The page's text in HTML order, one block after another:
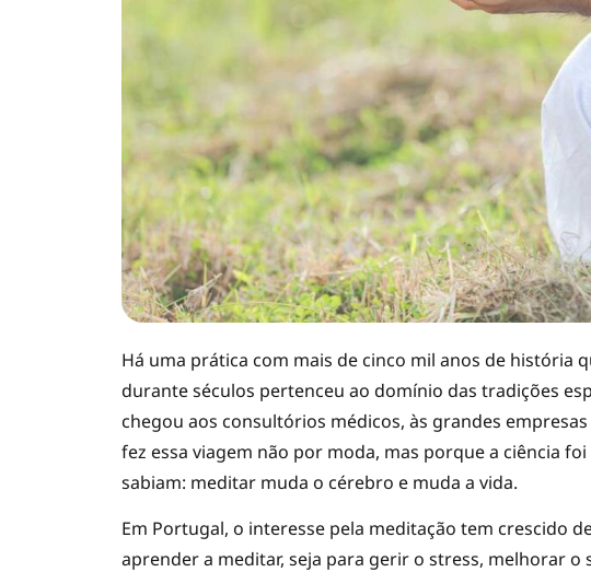
Há uma prática com mais de cinco mil anos de história
durante séculos pertenceu ao domínio das tradições
chegou aos consultórios médicos, às grandes
fez essa viagem não por moda, mas porque a ciência
sabiam: meditar muda o cérebro e muda a vida.
Em Portugal, o interesse pela meditação tem crescido
aprender a meditar, seja para gerir o stress, melhorar